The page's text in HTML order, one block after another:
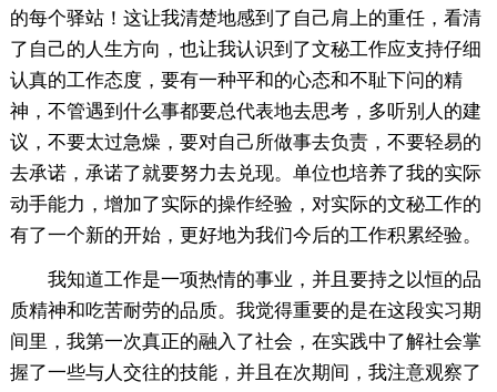
的每个驿站！这让我清楚地感到了自己肩上的重任，看清
了自己的人生方向，也让我认识到了文秘工作应支持仔细
认真的工作态度，要有一种平和的心态和不耻下问的精
神，不管遇到什么事都要总代表地去思考，多听别人的建
议，不要太过急燥，要对自己所做事去负责，不要轻易的
去承诺，承诺了就要努力去兑现。单位也培养了我的实际
动手能力，增加了实际的操作经验，对实际的文秘工作的
有了一个新的开始，更好地为我们今后的工作积累经验。
我知道工作是一项热情的事业，并且要持之以恒的品
质精神和吃苦耐劳的品质。我觉得重要的是在这段实习期
间里，我第一次真正的融入了社会，在实践中了解社会掌
握了一些与人交往的技能，并且在次期间，我注意观察了